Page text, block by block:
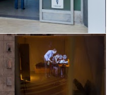
w Muzeum Śląskim